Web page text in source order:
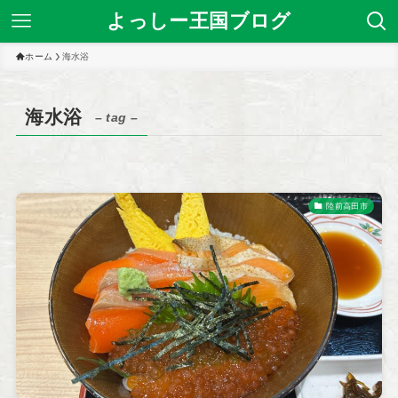
よっしー王国ブログ
ホーム 海水浴
海水浴 – tag –
陸前高田市